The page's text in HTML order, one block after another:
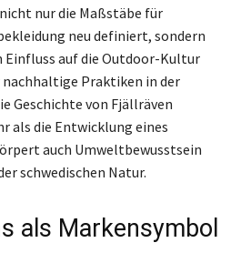
nur die Maßstäbe für
neu definiert, sondern
Einfluss auf die Outdoor-Kultur
nachhaltige Praktiken in der
Geschichte von Fjällräven
als die Entwicklung eines
auch Umweltbewusstsein
schwedischen Natur.
als Markensymbol